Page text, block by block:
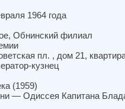
1964 года
Обнинский филиал
пл. , дом 21,
кузнец
(1959)
— Одиссея Капитана